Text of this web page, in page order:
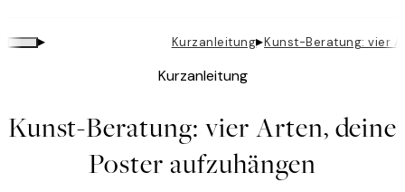
▸ Kurzanleitung▸Kunst-Beratung: vier
Kurzanleitung
Kunst-Beratung: vier Arten, deine
Poster aufzuhängen